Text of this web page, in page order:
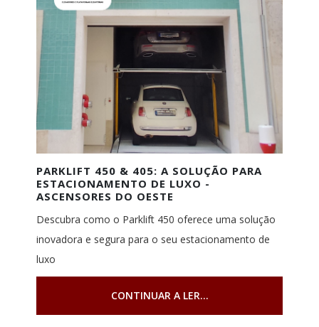
PARKLIFT 450 & 405: A SOLUÇÃO PARA
ESTACIONAMENTO DE LUXO -
ASCENSORES DO OESTE
Descubra como o Parklift 450 oferece uma solução
inovadora e segura para o seu estacionamento de
luxo
CONTINUAR A LER...